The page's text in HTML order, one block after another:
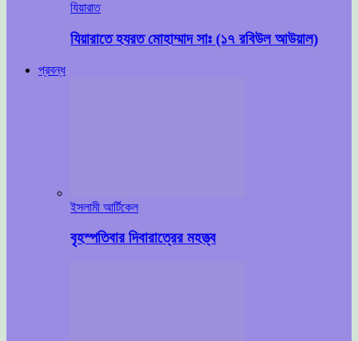
যিয়ারাত
যিয়ারাতে হযরত মোহাম্মাদ সাঃ (১৭ রবিউল আউয়াল)
প্রবন্ধ
ইসলামী আর্টিকেল
বৃহস্পতিবার দিবারাত্রের মহত্ত্ব